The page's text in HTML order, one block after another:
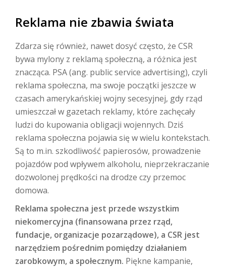
Reklama nie zbawia świata
Zdarza się również, nawet dosyć często, że CSR
bywa mylony z reklamą społeczną, a różnica jest
znacząca. PSA (ang. public service advertising), czyli
reklama społeczna, ma swoje początki jeszcze w
czasach amerykańskiej wojny secesyjnej, gdy rząd
umieszczał w gazetach reklamy, które zachęcały
ludzi do kupowania obligacji wojennych. Dziś
reklama społeczna pojawia się w wielu kontekstach.
Są to m.in. szkodliwość papierosów, prowadzenie
pojazdów pod wpływem alkoholu, nieprzekraczanie
dozwolonej prędkości na drodze czy przemoc
domowa.
Reklama społeczna jest przede wszystkim
niekomercyjna (finansowana przez rząd,
fundacje, organizacje pozarządowe), a CSR jest
narzędziem pośrednim pomiędzy działaniem
zarobkowym, a społecznym. Piękne kampanie,